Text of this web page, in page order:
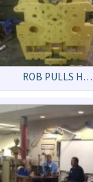
ROB PULLS H…